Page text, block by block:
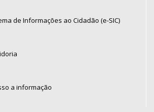
de Informações ao Cidadão (e-SIC)
a informação